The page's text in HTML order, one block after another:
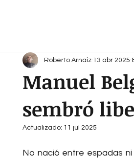
Manuel
sembró
Roberto Arnaiz 13 abr 2025
Actualizado: 11 jul 2025
No nació entre espadas